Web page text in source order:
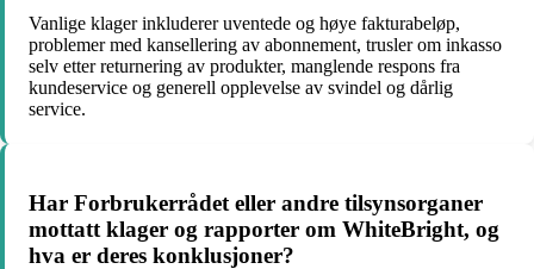
Vanlige klager inkluderer uventede og høye fakturabeløp,
problemer med kansellering av abonnement, trusler om inkasso
selv etter returnering av produkter, manglende respons fra
kundeservice og generell opplevelse av svindel og dårlig
service.
Har Forbrukerrådet eller andre tilsynsorganer
mottatt klager og rapporter om WhiteBright, og
hva er deres konklusjoner?